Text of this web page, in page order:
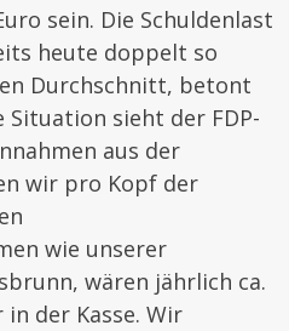
sein. Die Schuldenlast
heute doppelt so
Durchschnitt, betont
Situation sieht der FDP-
aus der
wir pro Kopf der
wie unserer
wären jährlich ca.
der Kasse. Wir